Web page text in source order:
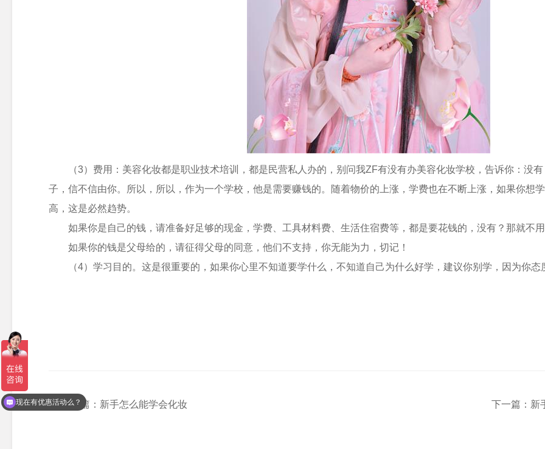
（3）费用：美容化妆都是职业技术培训，都是民营私人办的，别问我ZF有没有办美容化妆学校，告诉你：没
子，信不信由你。所以，所以，作为一个学校，他是需要赚钱的。随着物价的上涨，学费也在不断上涨，如果你想
高，这是必然趋势。
如果你是自己的钱，请准备好足够的现金，学费、工具材料费、生活住宿费等，都是要花钱的，没有？那就不
如果你的钱是父母给的，请征得父母的同意，他们不支持，你无能为力，切记！
（4）学习目的。这是很重要的，如果你心里不知道要学什么，不知道自己为什么好学，建议你别学，因为你
上一篇：新手怎么能学会化妆 下一篇：新
现在有优惠活动么？